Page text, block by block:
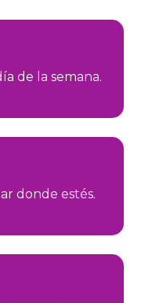
de la semana.
donde estés.